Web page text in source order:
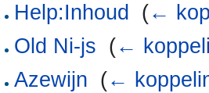
Help:Inhoud
(←
Old Ni-js (←
Azewijn (←